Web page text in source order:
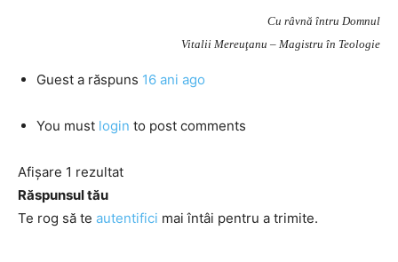
Cu râvnă întru Domnul
Vitalii Mereuţanu – Magistru în Teologie
Guest a răspuns 16 ani ago
You must login to post comments
Afișare 1 rezultat
Răspunsul tău
Te rog să te autentifici mai întâi pentru a trimite.